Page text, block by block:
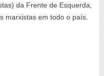
da Frente de Esquerda,
marxistas em todo o país.